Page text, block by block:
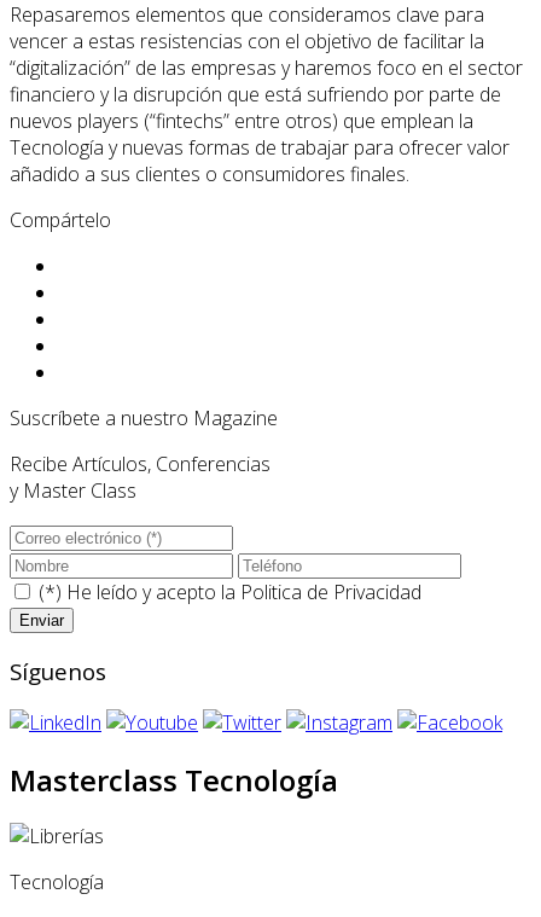
Repasaremos elementos que consideramos clave para
vencer a estas resistencias con el objetivo de facilitar la
“digitalización” de las empresas y haremos foco en el sector
financiero y la disrupción que está sufriendo por parte de
nuevos players (“fintechs” entre otros) que emplean la
Tecnología y nuevas formas de trabajar para ofrecer valor
añadido a sus clientes o consumidores finales.
Compártelo
Suscríbete a nuestro Magazine
Recibe Artículos, Conferencias
y Master Class
(*) He leído y acepto la Politica de Privacidad
Síguenos
Masterclass Tecnología
Tecnología